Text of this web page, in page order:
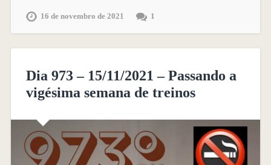
16 de novembro de 2021 1
Dia 973 – 15/11/2021 – Passando a
vigésima semana de treinos